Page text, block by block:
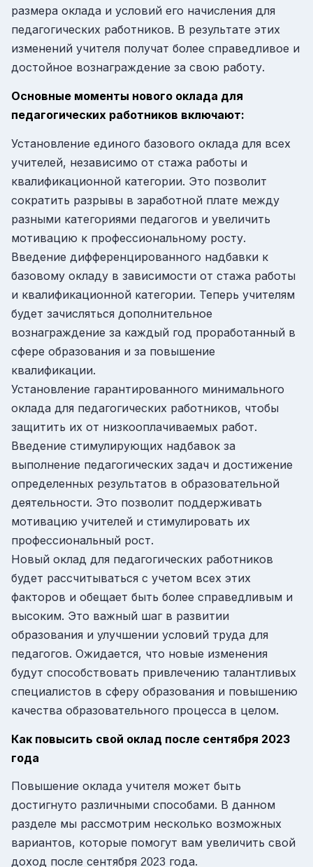
размера оклада и условий его начисления для
педагогических работников. В результате этих
изменений учителя получат более справедливое и
достойное вознаграждение за свою работу.
Основные моменты нового оклада для
педагогических работников включают:
Установление единого базового оклада для всех
учителей, независимо от стажа работы и
квалификационной категории. Это позволит
сократить разрывы в заработной плате между
разными категориями педагогов и увеличить
мотивацию к профессиональному росту.
Введение дифференцированного надбавки к
базовому окладу в зависимости от стажа работы
и квалификационной категории. Теперь учителям
будет зачисляться дополнительное
вознаграждение за каждый год проработанный в
сфере образования и за повышение
квалификации.
Установление гарантированного минимального
оклада для педагогических работников, чтобы
защитить их от низкооплачиваемых работ.
Введение стимулирующих надбавок за
выполнение педагогических задач и достижение
определенных результатов в образовательной
деятельности. Это позволит поддерживать
мотивацию учителей и стимулировать их
профессиональный рост.
Новый оклад для педагогических работников
будет рассчитываться с учетом всех этих
факторов и обещает быть более справедливым и
высоким. Это важный шаг в развитии
образования и улучшении условий труда для
педагогов. Ожидается, что новые изменения
будут способствовать привлечению талантливых
специалистов в сферу образования и повышению
качества образовательного процесса в целом.
Как повысить свой оклад после сентября 2023
года
Повышение оклада учителя может быть
достигнуто различными способами. В данном
разделе мы рассмотрим несколько возможных
вариантов, которые помогут вам увеличить свой
доход после сентября 2023 года.